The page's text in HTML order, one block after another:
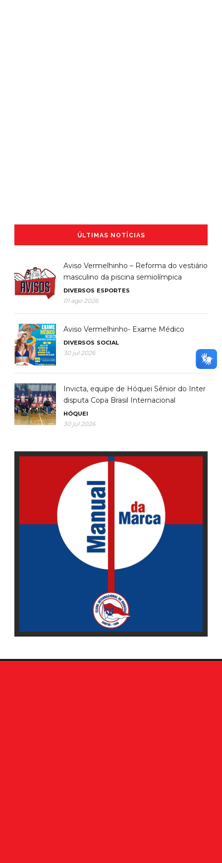
ÚLTIMAS NOTÍCIAS
Aviso Vermelhinho – Reforma do vestiário
masculino da piscina semiolímpica
DIVERSOS ESPORTES
01 ago 2026
Aviso Vermelhinho- Exame Médico
DIVERSOS SOCIAL
30 jul 2026
Invicta, equipe de Hóquei Sênior do Inter
disputa Copa Brasil Internacional
HÓQUEI
30 jul 2026